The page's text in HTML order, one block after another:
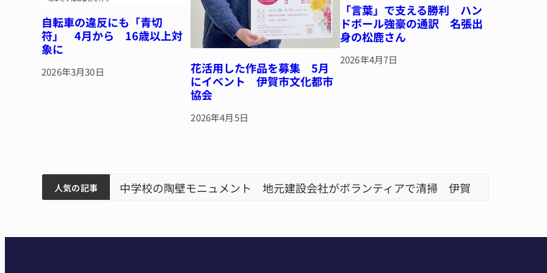
自転車の違反にも「青切
符」 4月から 16歳以上対
象に
2026年3月30日
花活用した作品を募集 5月
にイベント 伊賀市文化都市
協会
2026年4月5日
「言葉」で支える勝利 ハン
ドボール強豪の通訳 名張出
身の松鹿さん
2026年4月7日
人気の記事 中学校の陶壁モニュメント 地元建設会社がボランティアで清掃 伊賀